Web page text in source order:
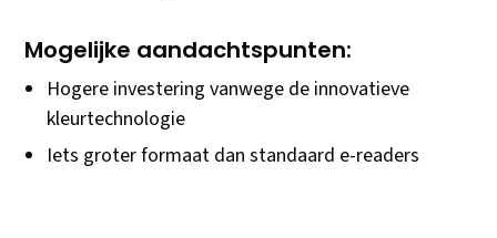
Mogelijke aandachtspunten:
Hogere investering vanwege de innovatieve
kleurtechnologie
Iets groter formaat dan standaard e-readers